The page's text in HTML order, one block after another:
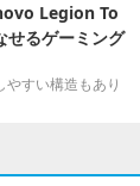
Legion To
るゲーミング
すい構造もあり